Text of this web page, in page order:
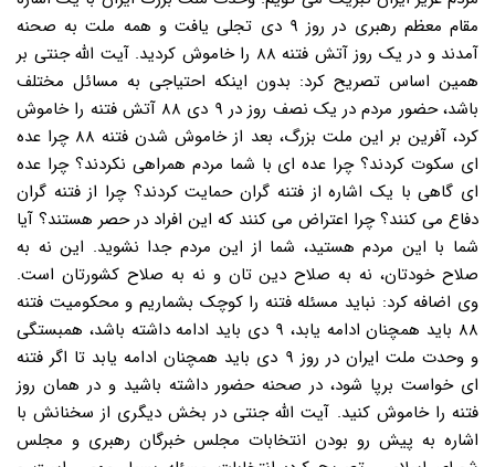
مقام معظم رهبری در روز ۹ دی تجلی یافت و همه ملت به صحنه
آمدند و در یک روز آتش فتنه ۸۸ را خاموش کردید. آیت الله جنتی بر
همین اساس تصریح کرد: بدون اینکه احتیاجی به مسائل مختلف
باشد، حضور مردم در یک نصف روز در ۹ دی ۸۸ آتش فتنه را خاموش
کرد، آفرین بر این ملت بزرگ، بعد از خاموش شدن فتنه ۸۸ چرا عده
ای سکوت کردند؟ چرا عده ای با شما مردم همراهی نکردند؟ چرا عده
ای گاهی با یک اشاره از فتنه گران حمایت کردند؟ چرا از فتنه گران
دفاع می کنند؟ چرا اعتراض می کنند که این افراد در حصر هستند؟ آیا
شما با این مردم هستید، شما از این مردم جدا نشوید. این نه به
صلاح خودتان، نه به صلاح دین تان و نه به صلاح کشورتان است.
وی اضافه کرد: نباید مسئله فتنه را کوچک بشماریم و محکومیت فتنه
۸۸ باید همچنان ادامه یابد، ۹ دی باید ادامه داشته باشد، همبستگی
و وحدت ملت ایران در روز ۹ دی باید همچنان ادامه یابد تا اگر فتنه
ای خواست برپا شود، در صحنه حضور داشته باشید و در همان روز
فتنه را خاموش کنید. آیت الله جنتی در بخش دیگری از سخنانش با
اشاره به پیش رو بودن انتخابات مجلس خبرگان رهبری و مجلس